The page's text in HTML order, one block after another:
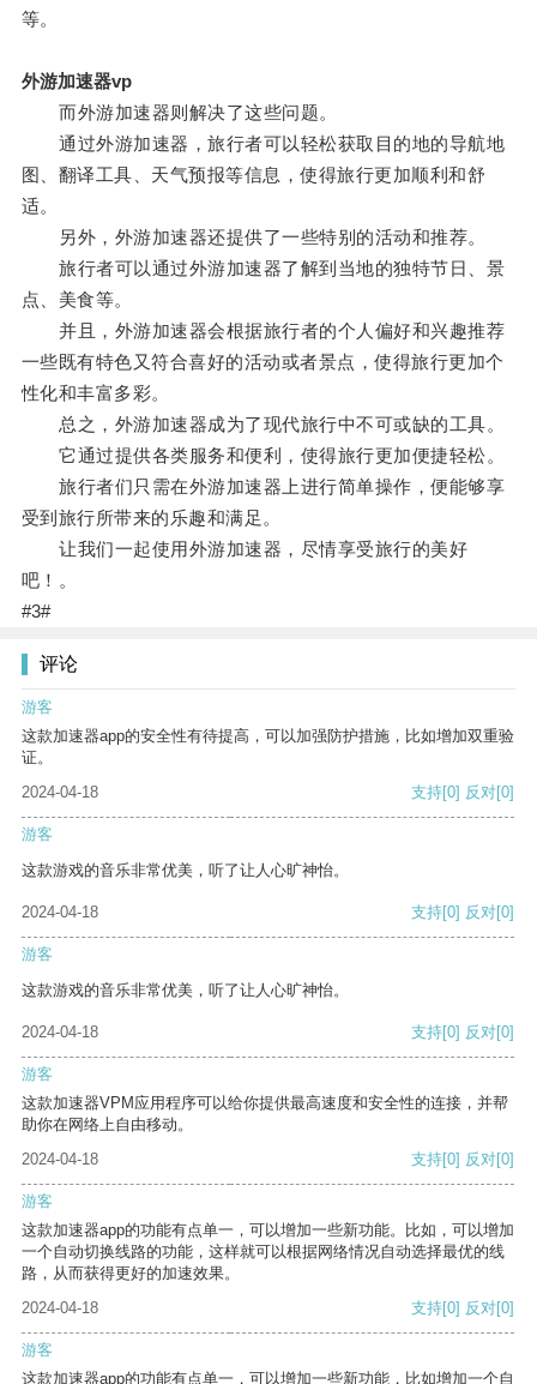
等。
外游加速器vp
而外游加速器则解决了这些问题。
通过外游加速器，旅行者可以轻松获取目的地的导航地
图、翻译工具、天气预报等信息，使得旅行更加顺利和舒
适。
另外，外游加速器还提供了一些特别的活动和推荐。
旅行者可以通过外游加速器了解到当地的独特节日、景
点、美食等。
并且，外游加速器会根据旅行者的个人偏好和兴趣推荐
一些既有特色又符合喜好的活动或者景点，使得旅行更加个
性化和丰富多彩。
总之，外游加速器成为了现代旅行中不可或缺的工具。
它通过提供各类服务和便利，使得旅行更加便捷轻松。
旅行者们只需在外游加速器上进行简单操作，便能够享
受到旅行所带来的乐趣和满足。
让我们一起使用外游加速器，尽情享受旅行的美好
吧！。
#3#
评论
游客
这款加速器app的安全性有待提高，可以加强防护措施，比如增加双重验
证。
2024-04-18
支持[0] 反对[0]
游客
这款游戏的音乐非常优美，听了让人心旷神怡。
2024-04-18 支持[0] 反对[0]
游客
这款游戏的音乐非常优美，听了让人心旷神怡。
2024-04-18 支持[0] 反对[0]
游客
这款加速器VPM应用程序可以给你提供最高速度和安全性的连接，并帮
助你在网络上自由移动。
2024-04-18
支持[0] 反对[0]
游客
这款加速器app的功能有点单一，可以增加一些新功能。比如，可以增加
一个自动切换线路的功能，这样就可以根据网络情况自动选择最优的线
路，从而获得更好的加速效果。
2024-04-18
支持[0] 反对[0]
游客
这款加速器app的功能有点单一，可以增加一些新功能，比如增加一个自